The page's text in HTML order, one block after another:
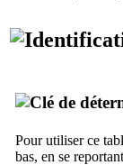
Pour utiliser ce
bas, en se